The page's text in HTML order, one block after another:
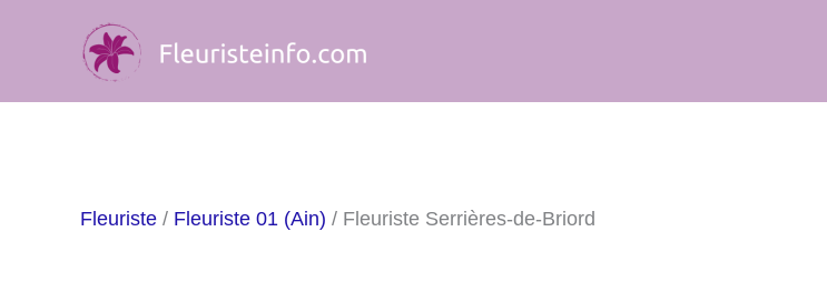
Fleuriste / Fleuriste 01 (Ain) / Fleuriste Serrières-de-Briord